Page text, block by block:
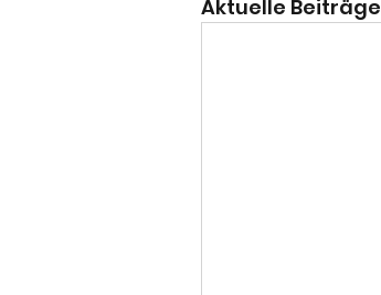
Aktuelle Beiträge